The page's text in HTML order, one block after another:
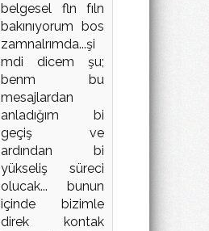
belgesel fln fıln
bakınıyorum bos
zamnalrımda...şi
mdi dicem şu;
benm bu
mesajlardan
anladığım bi
geçiş ve
ardından bi
yükseliş süreci
olucak... bunun
içinde bizimle
direk kontak